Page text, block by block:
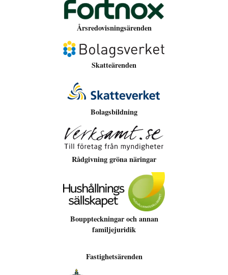
Kontakt
Bli medlem
Årsredovisningsärenden
Skatteärenden
Bolagsbildning
Rådgivning gröna näringar
Bouppteckningar och annan
familjejuridik
Fastighetsärenden